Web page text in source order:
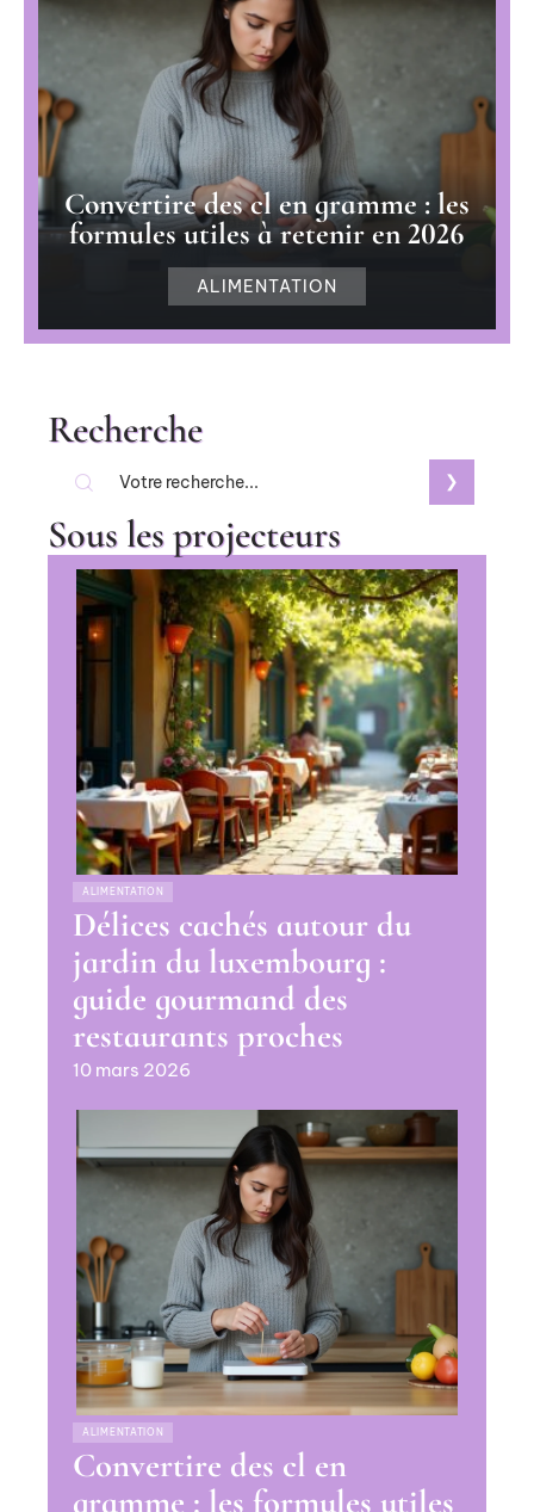
Convertire des cl en gramme : les
formules utiles à retenir en 2026
ALIMENTATION
Recherche
Sous les projecteurs
ALIMENTATION
Délices cachés autour du
jardin du luxembourg :
guide gourmand des
restaurants proches
10 mars 2026
ALIMENTATION
Convertire des cl en
gramme : les formules utiles